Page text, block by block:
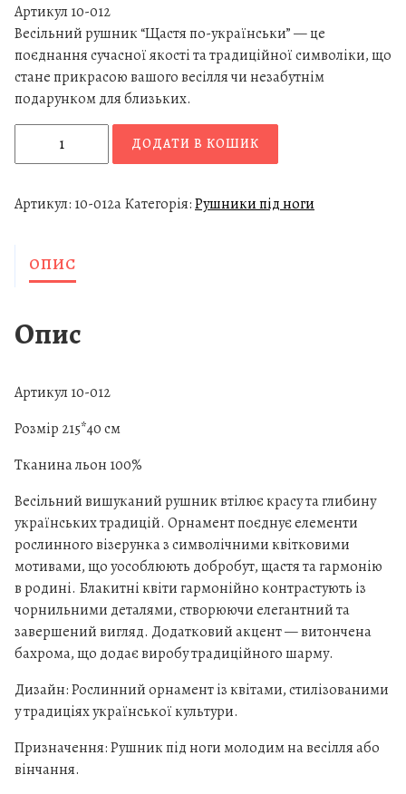
Артикул 10-012
Весільний рушник “Щастя по-українськи” — це
поєднання сучасної якості та традиційної символіки, що
стане прикрасою вашого весілля чи незабутнім
подарунком для близьких.
і
ь
и
р
ш
и
"
Щ
а
с
т
я
п
о
-
к
р
а
ї
ДОДАТИ В КОШИК
Артикул: 10-012aКатегорія:Рушники під ноги
ОПИС
Опис
Артикул 10-012
Розмір 215*40 см
Тканина льон 100%
Весільний вишуканий рушник втілює красу та глибину
українських традицій. Орнамент поєднує елементи
рослинного візерунка з символічними квітковими
мотивами, що уособлюють добробут, щастя та гармонію
в родині. Блакитні квіти гармонійно контрастують із
чорнильними деталями, створюючи елегантний та
завершений вигляд. Додатковий акцент — витончена
бахрома, що додає виробу традиційного шарму.
Дизайн: Рослинний орнамент із квітами, стилізованими
у традиціях української культури.
Призначення: Рушник під ноги молодим на весілля або
вінчання.